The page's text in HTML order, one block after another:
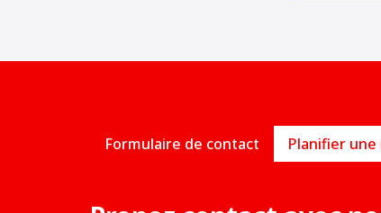
Formulaire de contact